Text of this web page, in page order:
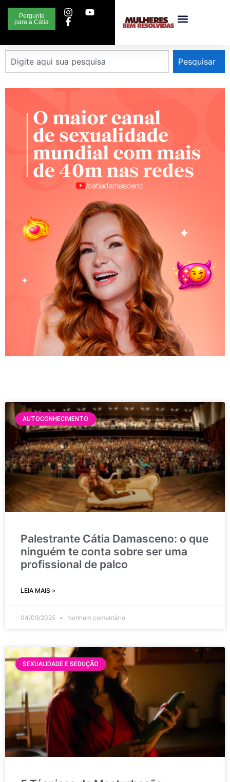
Pergunte
para a Cátia
Pesquisar
AUTOCONHECIMENTO
Palestrante Cátia Damasceno: o que
ninguém te conta sobre ser uma
profissional de palco
LEIA MAIS »
04/09/2025 Nenhum comentário
SEXUALIDADE E SEDUÇÃO